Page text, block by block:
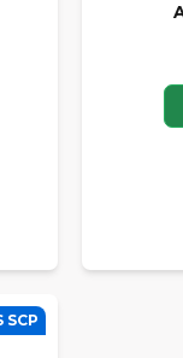
SCP